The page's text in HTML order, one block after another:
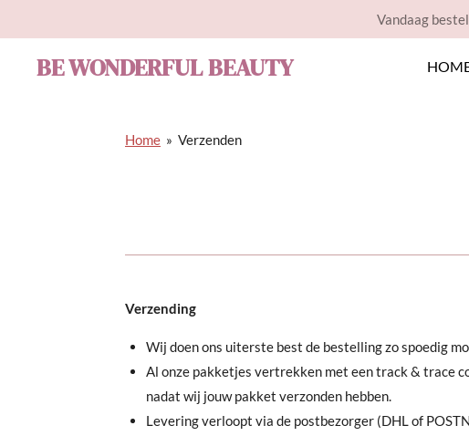
Vandaag
BE WONDERFUL BEAUTY
Home » Verzenden
Verzending
Wij doen ons uiterste best de bestelling zo spoedig
Al onze pakketjes vertrekken met een track & trace
nadat wij jouw pakket verzonden hebben.
Levering verloopt via de postbezorger (DHL of